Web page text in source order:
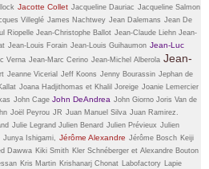
Jacotte Collet Jacqueline Dauriac Jacqueline Salmon
Villeglé James Nachtwey Jean Dalemans Jean De
Riopelle Jean-Christophe Ballot Jean-Claude Liehn Jean-
Jean-Louis Forain Jean-Louis Guihaumon Jean-Luc
Verna Jean-Marc Cerino Jean-Michel Alberola Jean-
Jeanne Vicerial Jeff Koons Jenny Bourassin Jephan de
Joana Hadjithomas et Khalil Joreige Joanie Lemercier
John Cage John DeAndrea John Giorno Joris Van de
Joël Peyrou JR Juan Manuel Silva Juan Ramirez.
Julie Legrand Julien Benard Julien Prévieux Julien
Junya Ishigami, Jérôme Alexandre Jérôme Bosch Keiji
Dawwa Kiki Smith Kler Schnéberger et Alexandre Bouton
Kris Martin Krishanarj Chonat Labofactory Lapie